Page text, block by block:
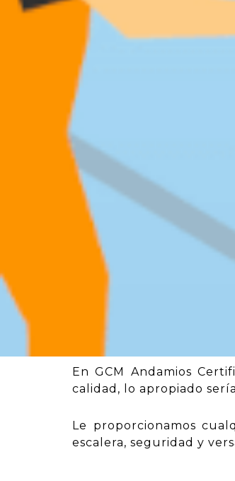
En GCM Andamios
calidad, lo apropiado
Le proporcionamos
escalera, seguridad y